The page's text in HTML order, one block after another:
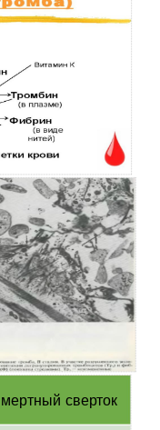
сверток